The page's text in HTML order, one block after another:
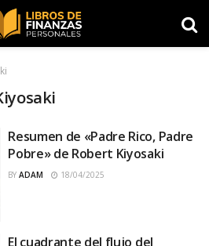
Resumen de «Padre Rico, Padre
Pobre» de Robert Kiyosaki
BY ADAM 18/04/2025
El cuadrante del flujo del